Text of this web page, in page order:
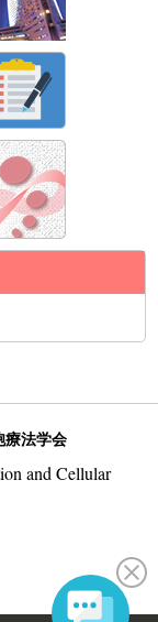
療法学会
and Cellular